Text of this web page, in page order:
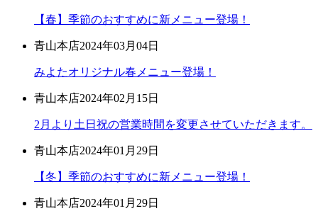
【春】季節のおすすめに新メニュー登場！
青山本店2024年03月04日
みよたオリジナル春メニュー登場！
青山本店2024年02月15日
2月より土日祝の営業時間を変更させていただきます。
青山本店2024年01月29日
【冬】季節のおすすめに新メニュー登場！
青山本店2024年01月29日